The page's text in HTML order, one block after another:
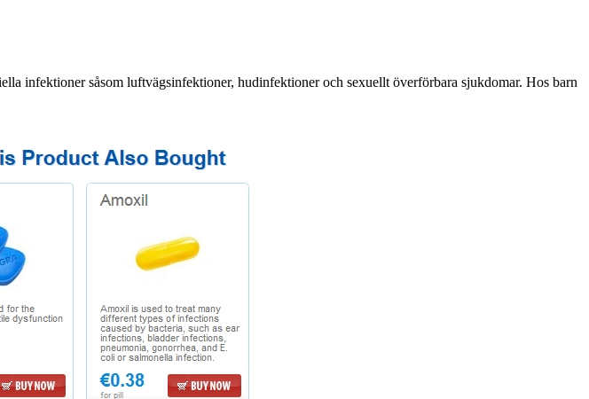
infektioner såsom luftvägsinfektioner, hudinfektioner och sexuellt överförbara sjukdomar. Hos barn